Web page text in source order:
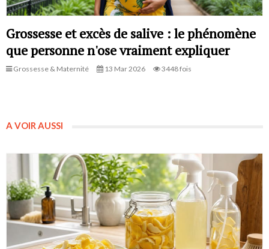
Grossesse et excès de salive : le phénomène
que personne n'ose vraiment expliquer
Grossesse & Maternité 13 Mar 2026 3448 fois
A VOIR AUSSI